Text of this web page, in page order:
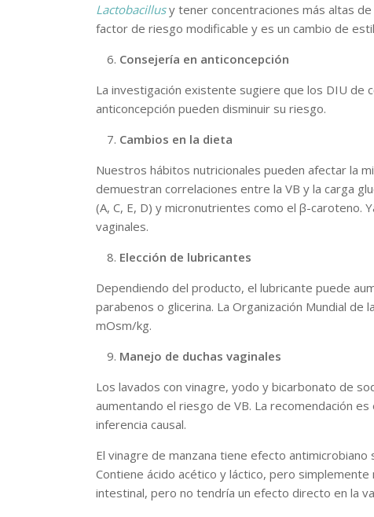
Lactobacillusy tener concentraciones más altas
factor de riesgo modificable y es un cambio de
Consejería en anticoncepción
La investigación existente sugiere que los DIU de
anticoncepción pueden disminuir su riesgo.
Cambios en la dieta
Nuestros hábitos nutricionales pueden afectar la
demuestran correlaciones entre la VB y la carga
(A, C, E, D) y micronutrientes como el β-caroteno.
vaginales.
Elección de lubricantes
Dependiendo del producto, el lubricante puede
parabenos o glicerina. La Organización Mundial
mOsm/kg.
Manejo de duchas vaginales
Los lavados con vinagre, yodo y bicarbonato de
aumentando el riesgo de VB. La recomendación
inferencia causal.
El vinagre de manzana tiene efecto antimicrobiano
Contiene ácido acético y láctico, pero
intestinal, pero no tendría un efecto directo en la